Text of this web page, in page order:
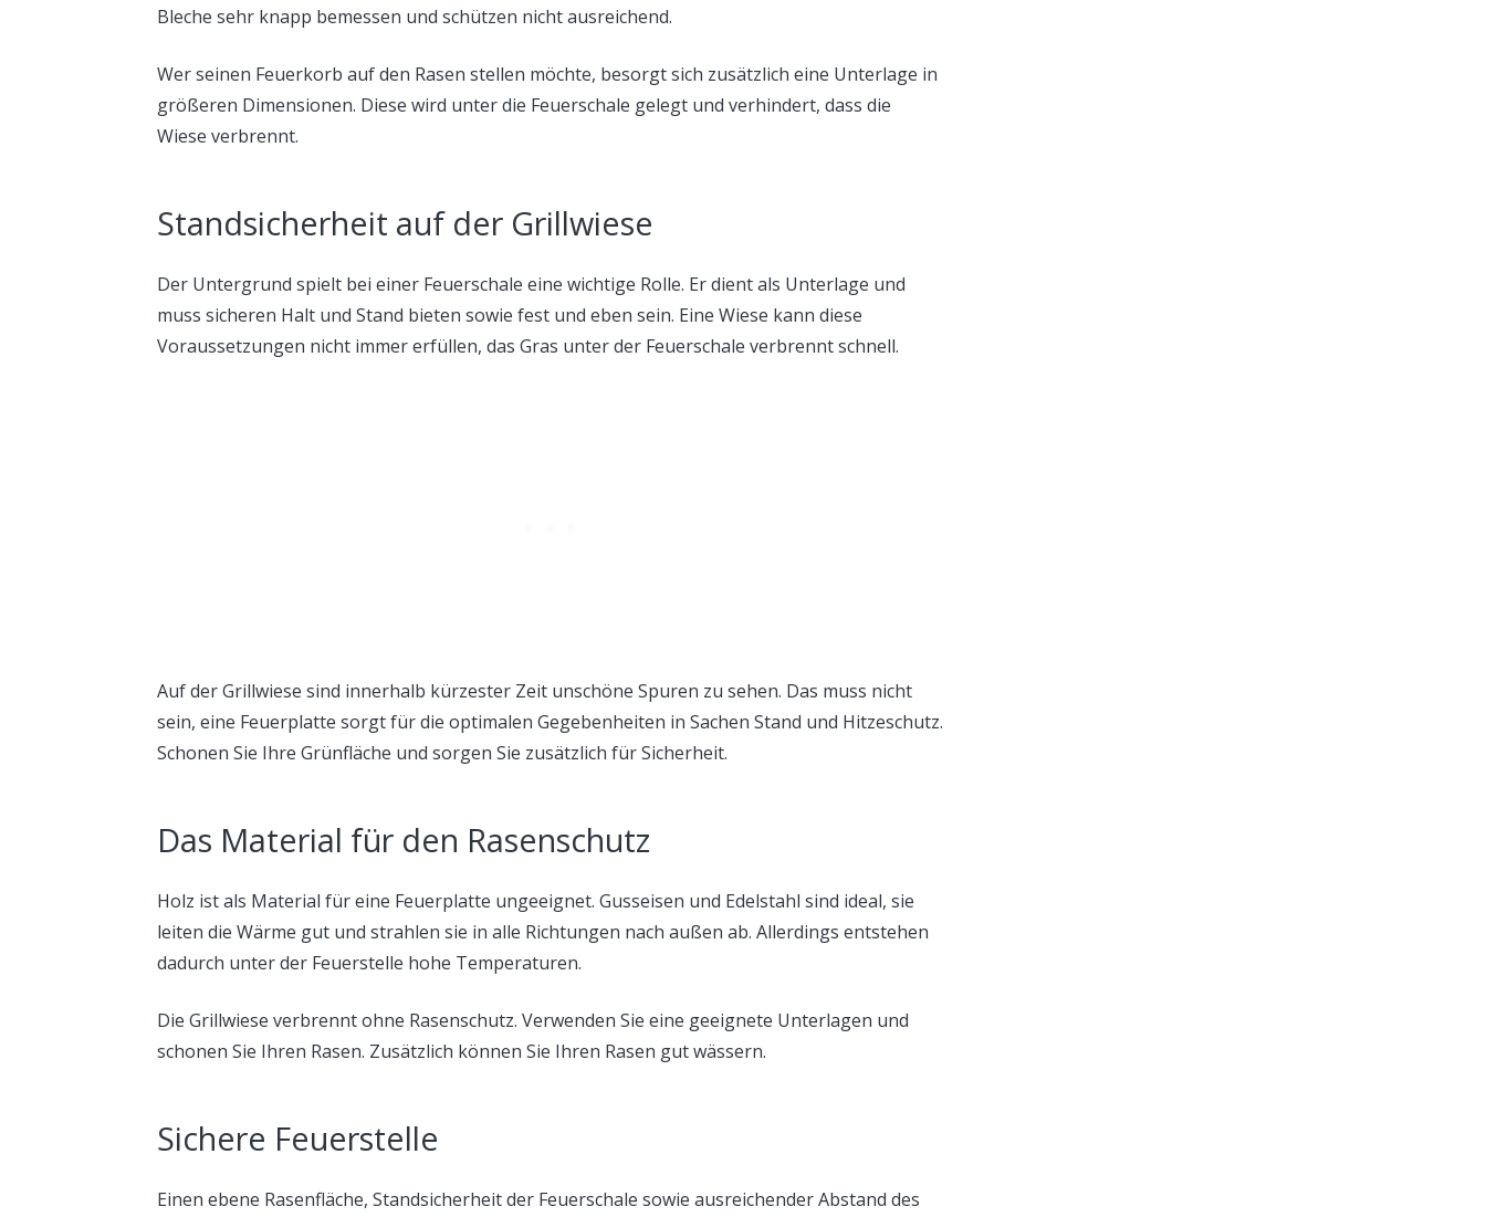
Bleche sehr knapp bemessen und schützen nicht ausreichend.
Wer seinen Feuerkorb auf den Rasen stellen möchte, besorgt sich zusätzlich eine Unterlage in
größeren Dimensionen. Diese wird unter die Feuerschale gelegt und verhindert, dass die
Wiese verbrennt.
Standsicherheit auf der Grillwiese
Der Untergrund spielt bei einer Feuerschale eine wichtige Rolle. Er dient als Unterlage und
muss sicheren Halt und Stand bieten sowie fest und eben sein. Eine Wiese kann diese
Voraussetzungen nicht immer erfüllen, das Gras unter der Feuerschale verbrennt schnell.
Auf der Grillwiese sind innerhalb kürzester Zeit unschöne Spuren zu sehen. Das muss nicht
sein, eine Feuerplatte sorgt für die optimalen Gegebenheiten in Sachen Stand und Hitzeschutz.
Schonen Sie Ihre Grünfläche und sorgen Sie zusätzlich für Sicherheit.
Das Material für den Rasenschutz
Holz ist als Material für eine Feuerplatte ungeeignet. Gusseisen und Edelstahl sind ideal, sie
leiten die Wärme gut und strahlen sie in alle Richtungen nach außen ab. Allerdings entstehen
dadurch unter der Feuerstelle hohe Temperaturen.
Die Grillwiese verbrennt ohne Rasenschutz. Verwenden Sie eine geeignete Unterlagen und
schonen Sie Ihren Rasen. Zusätzlich können Sie Ihren Rasen gut wässern.
Sichere Feuerstelle
Einen ebene Rasenfläche, Standsicherheit der Feuerschale sowie ausreichender Abstand des